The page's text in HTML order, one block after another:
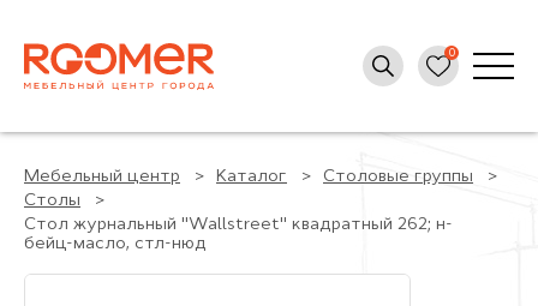
Мебельный центр Каталог
Столовые группы
Столы
Стол журнальный "Wallstreet" квадратный 262; н-
бейц-масло, стл-нюд